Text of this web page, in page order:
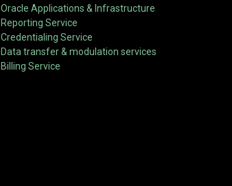
Oracle Applications & Infrastructure
Reporting Service
Credentialing Service
Data transfer & modulation services
Billing Service